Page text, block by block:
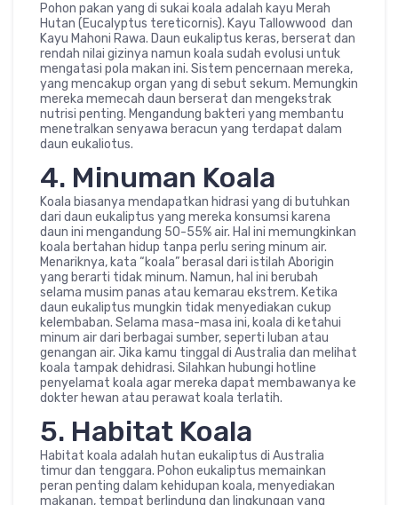
Pohon pakan yang di sukai koala adalah kayu Merah
Hutan (Eucalyptus tereticornis). Kayu Tallowwood dan
Kayu Mahoni Rawa. Daun eukaliptus keras, berserat dan
rendah nilai gizinya namun koala sudah evolusi untuk
mengatasi pola makan ini. Sistem pencernaan mereka,
yang mencakup organ yang di sebut sekum. Memungkin
mereka memecah daun berserat dan mengekstrak
nutrisi penting. Mengandung bakteri yang membantu
menetralkan senyawa beracun yang terdapat dalam
daun eukaliotus.
4. Minuman Koala
Koala biasanya mendapatkan hidrasi yang di butuhkan
dari daun eukaliptus yang mereka konsumsi karena
daun ini mengandung 50-55% air. Hal ini memungkinkan
koala bertahan hidup tanpa perlu sering minum air.
Menariknya, kata “koala” berasal dari istilah Aborigin
yang berarti tidak minum. Namun, hal ini berubah
selama musim panas atau kemarau ekstrem. Ketika
daun eukaliptus mungkin tidak menyediakan cukup
kelembaban. Selama masa-masa ini, koala di ketahui
minum air dari berbagai sumber, seperti luban atau
genangan air. Jika kamu tinggal di Australia dan melihat
koala tampak dehidrasi. Silahkan hubungi hotline
penyelamat koala agar mereka dapat membawanya ke
dokter hewan atau perawat koala terlatih.
5. Habitat Koala
Habitat koala adalah hutan eukaliptus di Australia
timur dan tenggara. Pohon eukaliptus memainkan
peran penting dalam kehidupan koala, menyediakan
makanan, tempat berlindung dan lingkungan yang